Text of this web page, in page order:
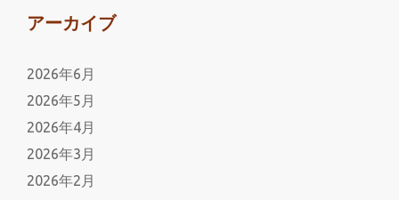
アーカイブ
2026年6月
2026年5月
2026年4月
2026年3月
2026年2月